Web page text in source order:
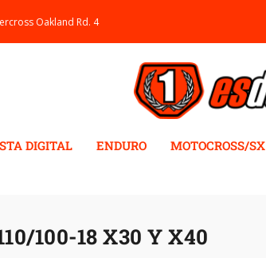
Oakland Rd. 4
DIGITAL ENDURO MOTOCROSS/SX
100-18 X30 Y X40